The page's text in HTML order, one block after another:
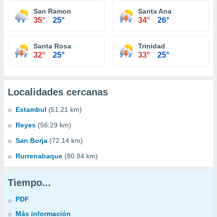
San Ramon
35° 25°
Santa Ana
34° 26°
Santa Rosa
32° 25°
Trinidad
33° 25°
Localidades cercanas
Estambul (51.21 km)
Reyes (56.29 km)
San Borja (72.14 km)
Rurrenabaque (80.84 km)
Tiempo...
PDF
Más información